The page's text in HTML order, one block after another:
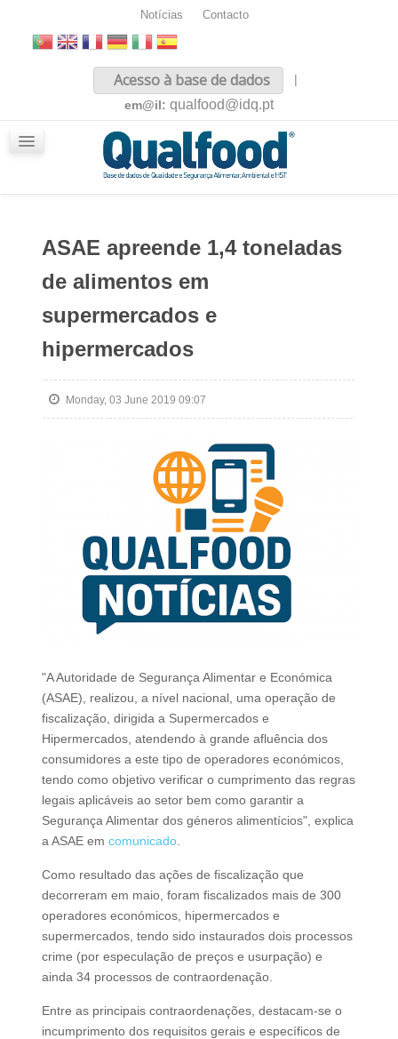
Notícias Contacto
Acesso à base de dados
|
em@il: qualfood@idq.pt
ASAE apreende 1,4 toneladas
de alimentos em
supermercados e
hipermercados
Monday, 03 June 2019 09:07
"A Autoridade de Segurança Alimentar e Económica
(ASAE), realizou, a nível nacional, uma operação de
fiscalização, dirigida a Supermercados e
Hipermercados, atendendo à grande afluência dos
consumidores a este tipo de operadores económicos,
tendo como objetivo verificar o cumprimento das regras
legais aplicáveis ao setor bem como garantir a
Segurança Alimentar dos géneros alimentícios", explica
a ASAE em comunicado.
Como resultado das ações de fiscalização que
decorreram em maio, foram fiscalizados mais de 300
operadores económicos, hipermercados e
supermercados, tendo sido instaurados dois processos
crime (por especulação de preços e usurpação) e
ainda 34 processos de contraordenação.
Entre as principais contraordenações, destacam-se o
incumprimento dos requisitos gerais e específicos de